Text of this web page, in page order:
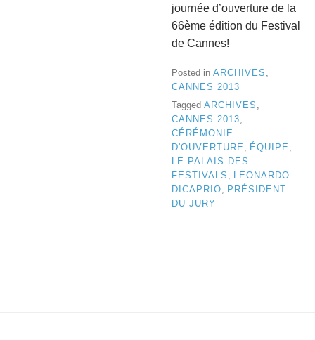
journée d’ouverture de la
66ème édition du Festival
de Cannes!
Posted in ARCHIVES
CANNES 2013
Tagged ARCHIVES ,
CANNES 2013,
CÉRÉMONIE
D'OUVERTURE , ÉQUIPE ,
LE PALAIS DES
FESTIVALS , LEONARDO
DICAPRIO, PRÉSIDENT
DU JURY